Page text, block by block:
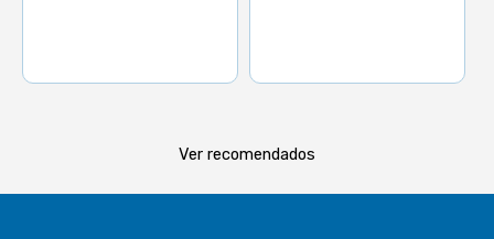
Ver recomendados